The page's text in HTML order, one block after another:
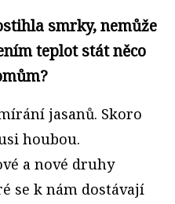
smrky, nemůže
teplot stát něco
jasanů. Skoro
houbou.
a nové druhy
se k nám dostávají